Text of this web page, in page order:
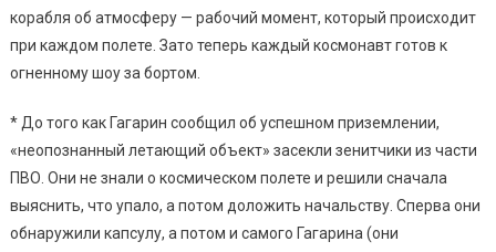
корабля об атмосферу — рабочий момент, который происходит
при каждом полете. Зато теперь каждый космонавт готов к
огненному шоу за бортом.
* До того как Гагарин сообщил об успешном приземлении,
«неопознанный летающий объект» засекли зенитчики из части
ПВО. Они не знали о космическом полете и решили сначала
выяснить, что упало, а потом доложить начальству. Сперва они
обнаружили капсулу, а потом и самого Гагарина (они